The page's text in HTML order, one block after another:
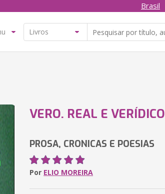
Brasil
VERO. REAL E VERÍDICO
PROSA, CRONICAS E POESIAS
Por ELIO MOREIRA